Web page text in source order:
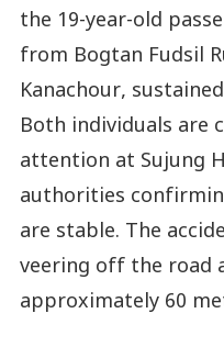
the 19-year-old
from Bogtan Fudsil
Kanachour,
Both individuals are
attention at Sujung
authorities
are stable. The
veering off the road
approximately 60